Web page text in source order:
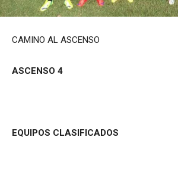
CAMINO AL ASCENSO
ASCENSO 4
EQUIPOS CLASIFICADOS